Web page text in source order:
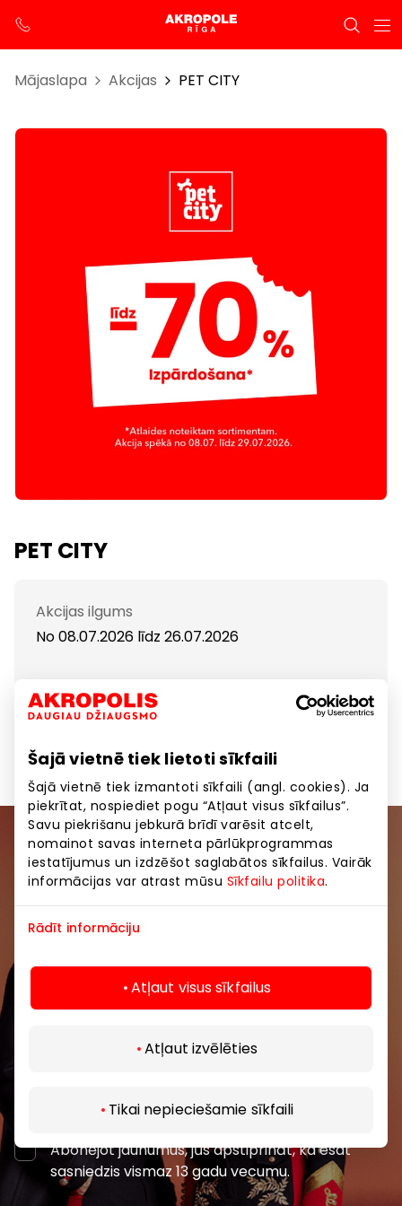
Šajā vietnē tiek lietoti sīkfaili
Šajā vietnē tiek izmantoti sīkfaili (angl. cookies). Ja
piekrītat, nospiediet pogu “Atļaut visus sīkfailus”.
Savu piekrišanu jebkurā brīdī varēsit atcelt,
nomainot savas interneta pārlūkprogrammas
iestatījumus un izdzēšot saglabātos sīkfailus. Vairāk
informācijas var atrast mūsu Sīkfailu politika.
Rādīt informāciju
Atļaut visus sīkfailus
Atļaut izvēlēties
Tikai nepieciešamie sīkfaili
Mājaslapa Akcijas PET CITY
PET CITY
Akcijas ilgums
No 08.07.2026 līdz 26.07.2026
Līdz 70% mājdzīvnieku precēm; Royal Canin barībai
Pievienojieties mūsu kopienai
Uzzini pirmais par labākajiem piedāvājumiem,
izklaides centros “AKROPOLE Alfa” un “AKROPOLE
Abonējot jaunumus, jūs apstiprināt, ka esat
sasniedzis vismaz 13 gadu vecumu.